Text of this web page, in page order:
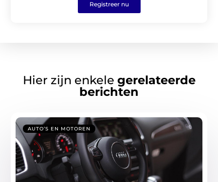
Registreer nu
Hier zijn enkele gerelateerde
berichten
AUTO’S EN MOTOREN